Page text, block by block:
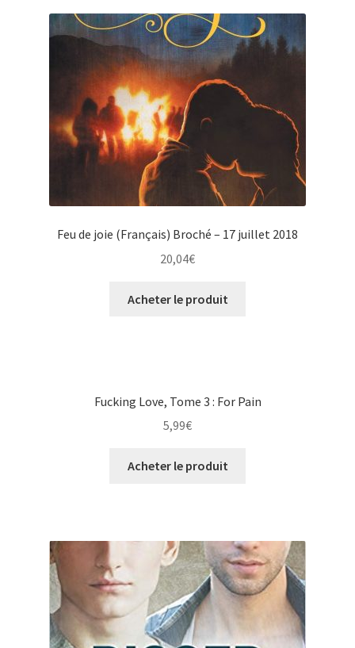
Feu de joie (Français) Broché – 17 juillet 2018
20,04€
Acheter le produit
Fucking Love, Tome 3 : For Pain
5,99€
Acheter le produit